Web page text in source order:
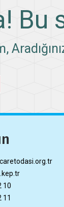
Bu
10
11